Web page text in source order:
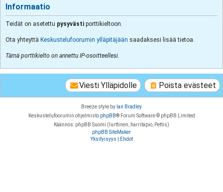
Informaatio
Teidät on asetettu pysyvästi porttikieltoon.
Ota yhteyttä Keskustelufoorumin ylläpitäjään saadaksesi lisää tietoa.
Tämä porttikielto on annettu IP-osoitteellesi.
Poista evästeet
Viesti Ylläpidolle
Breeze style by Ian Bradley
Keskustelufoorumin ohjelmisto phpBB® Forum Software © phpBB Limited
Käännös: phpBB Suomi (lurttinen, harritapio, Pettis)
phpBB SiteMaker
Yksityisyys
Ehdot